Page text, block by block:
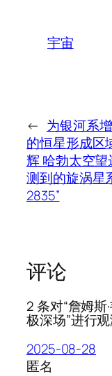
宇宙
← 为银河系
的恒星形成区
辉 哈勃太空
测到的旋涡星
2835”
评论
2 条对“詹姆
极深场”进行
2025-08-28
匿名